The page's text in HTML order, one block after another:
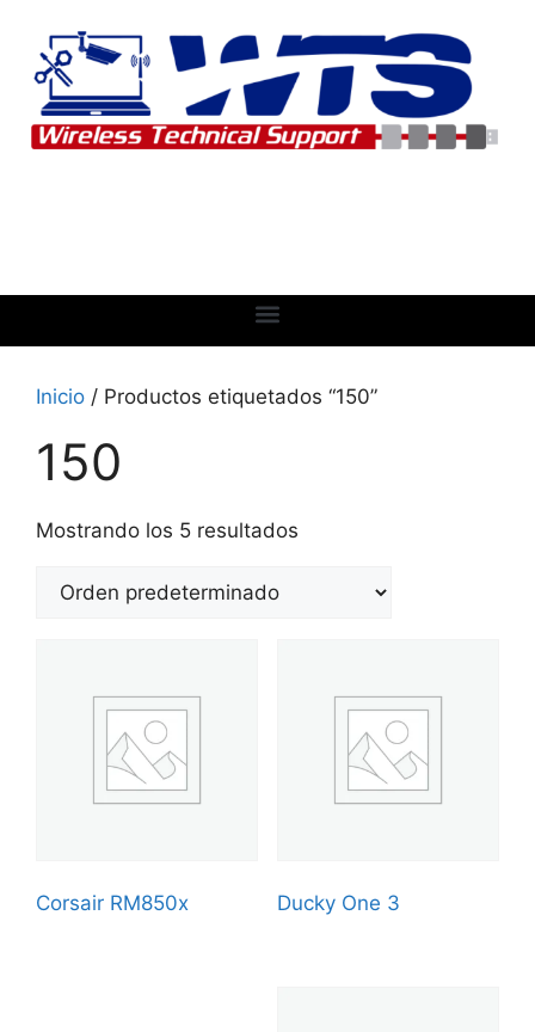
Inicio / Productos etiquetados “150”
150
Mostrando los 5 resultados
Corsair RM850x Ducky One 3